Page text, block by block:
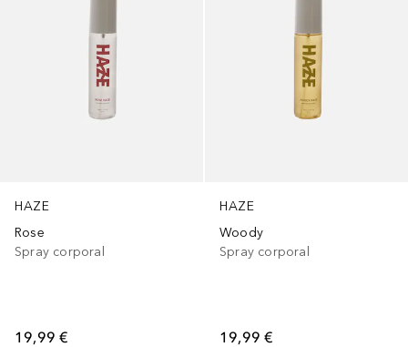
HAZE
Rose
Spray corporal
19,99 €
HAZE
Woody
Spray corporal
19,99 €